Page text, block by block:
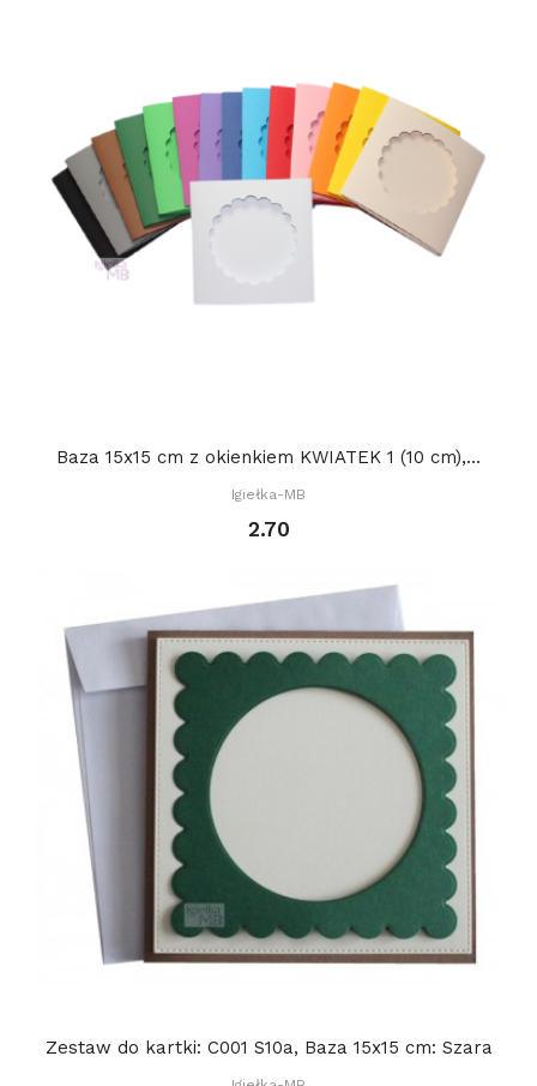
Baza 15x15 cm z okienkiem KWIATEK 1 (10 cm),...
Igiełka-MB
2.70
Zestaw do kartki: C001 S10a, Baza 15x15 cm: Szara